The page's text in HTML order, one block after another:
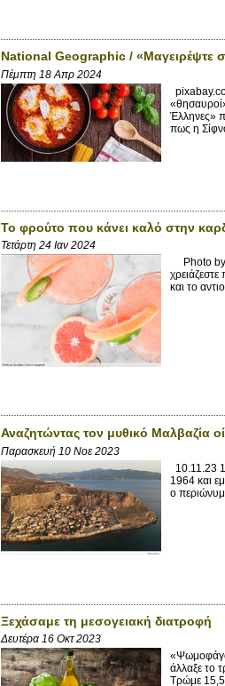
National Geographic / «Μαγειρέψτε
Πέμπτη 18 Απρ 2024
Έλληνες»
πως η
Το φρούτο που κάνει καλό στην
Τετάρτη 24 Ιαν 2024
Photo by
χρειάζεστε
και το
Αναζητώντας τον μυθικό Μαλβαζία
Παρασκευή 10 Νοε 2023
10.11.23
1964 και
ο
Ξεχάσαμε τη μεσογειακή διατροφή
Δευτέρα 16 Οκτ 2023
άλλαξε το
Τρώμε